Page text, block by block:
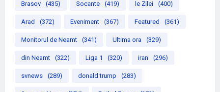
Brasov (435) Socante (419) le Zilei (400)
Arad (372) Eveniment (367) Featured (361)
Monitorul de Neamt (341) Ultima ora (329)
din Neamt (322) Liga 1 (320) iran (296)
svnews (289) donald trump (283)